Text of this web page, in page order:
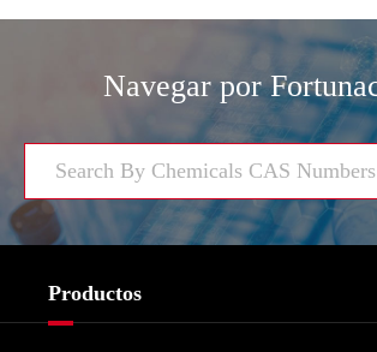
Navegar por
Productos